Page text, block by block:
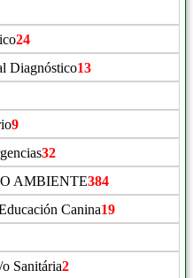
24
Diagnóstico13
9
32
AMBIENTE384
Canina19
Sanitária2